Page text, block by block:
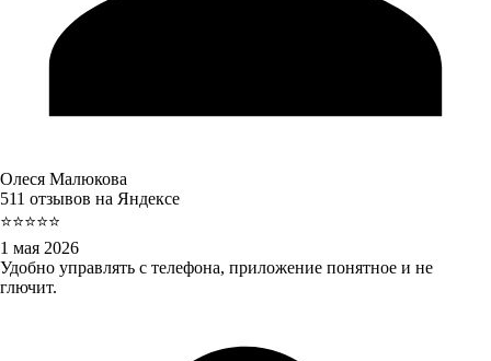
Олеся Малюкова
511 отзывов на Яндексе
⭐⭐⭐⭐⭐
1 мая 2026
Удобно управлять с телефона, приложение понятное и не
глючит.